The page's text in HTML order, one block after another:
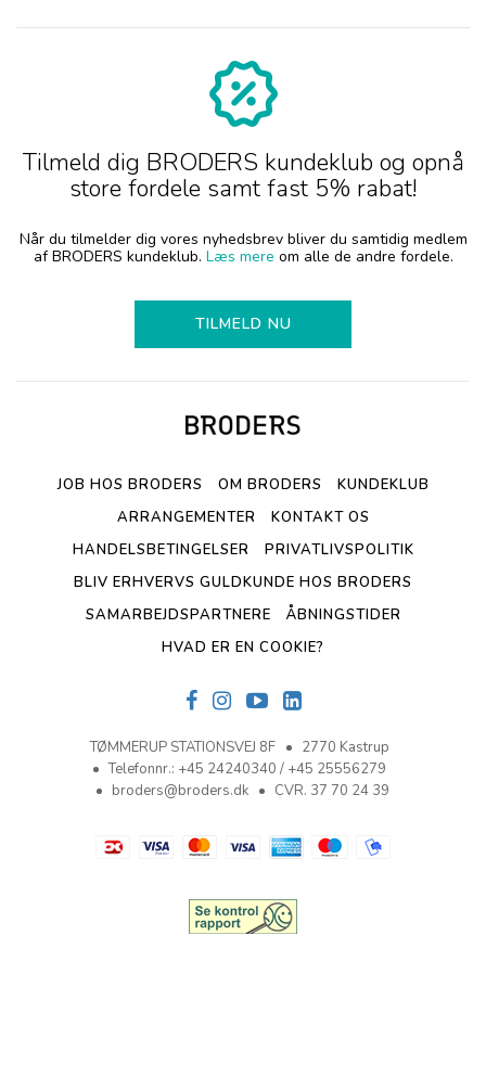
Tilmeld dig BRODERS kundeklub og opnå
store fordele samt fast 5% rabat!
Når du tilmelder dig vores nyhedsbrev bliver du samtidig medlem
af BRODERS kundeklub. Læs mere om alle de andre fordele.
TILMELD NU
JOB HOS BRODERS OM BRODERS
KUNDEKLUB
ARRANGEMENTER
KONTAKT OS
HANDELSBETINGELSER
PRIVATLIVSPOLITIK
BLIV ERHVERVS GULDKUNDE HOS BRODERS
SAMARBEJDSPARTNERE
ÅBNINGSTIDER
HVAD ER EN COOKIE?
TØMMERUP STATIONSVEJ 8F
2770 Kastrup
Telefonnr.: +45 24240340 / +45 25556279
broders@broders.dk
CVR. 37 70 24 39